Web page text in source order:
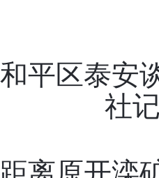
平区泰安
社